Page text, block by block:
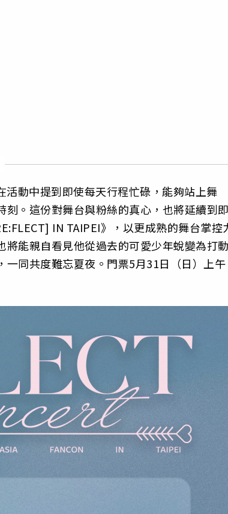
動中提到即使每天行程忙碌，能夠站上舞
。這份對舞台與粉絲的真心，也將延續到
IN TAIPEI》，以更成熟的舞台掌控
能親自看見他從過去的可愛少年蛻變為打
同共度難忘夏夜。門票5月31日（日）上午